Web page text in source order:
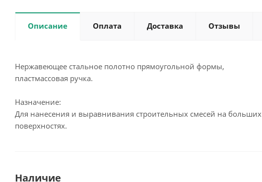
Описание Оплата Доставка Отзывы
Нержавеющее стальное полотно прямоугольной формы,
пластмассовая ручка.
Назначение:
Для нанесения и выравнивания строительных смесей на больших
поверхностях.
Наличие